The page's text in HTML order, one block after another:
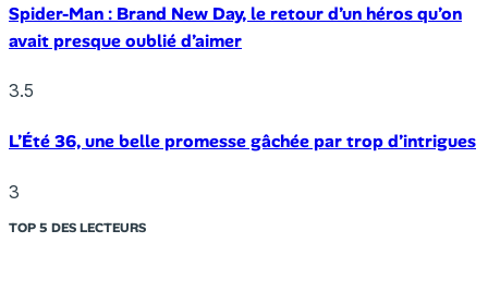
Spider-Man : Brand New Day, le retour d’un héros qu’on
avait presque oublié d’aimer
3.5
L’Été 36, une belle promesse gâchée par trop d’intrigues
3
TOP 5 DES LECTEURS